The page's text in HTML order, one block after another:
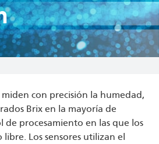
miden con precisión la humedad,
Brix en la mayoría de
de procesamiento en las que los
Los sensores utilizan el